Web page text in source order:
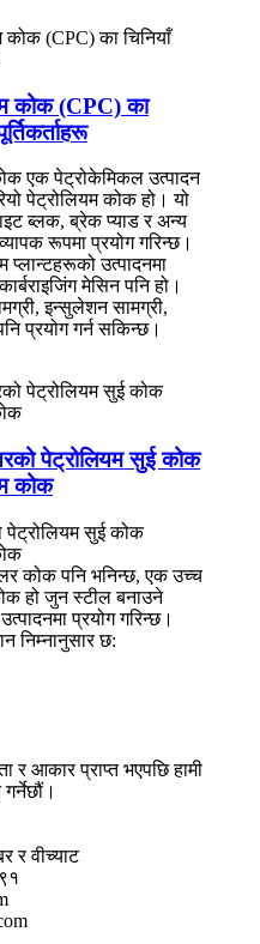
कोक (CPC) का
एक पेट्रोकेमिकल उत्पादन
पेट्रोलियम कोक हो। यो
ब्लक, ब्रेक प्याड र अन्य
रूपमा प्रयोग गरिन्छ।
उत्पादनमा
मेसिन पनि हो।
इन्सुलेशन सामग्री,
प्रयोग गर्न सकिन्छ।
पेट्रोलियम सुई कोक
कोक
सुई कोक
कोक पनि भनिन्छ, एक उच्च
हो जुन स्टील बनाउने
प्रयोग गरिन्छ।
निम्नानुसार छ:
र आकार प्राप्त भएपछि हामी
र वीच्याट